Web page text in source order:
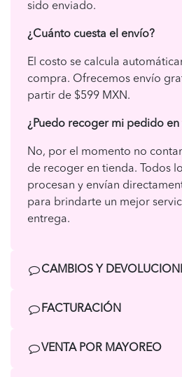
sido enviado.
¿Cuánto cuesta el envío?
El costo se calcula
compra. Ofrecemos envío
partir de $599 MXN.
¿Puedo recoger mi pedido en
No, por el momento no
de recoger en tienda. Todos
procesan y envían
para brindarte un mejor
entrega.
CAMBIOS Y
FACTURACIÓN
VENTA POR MAYOREO